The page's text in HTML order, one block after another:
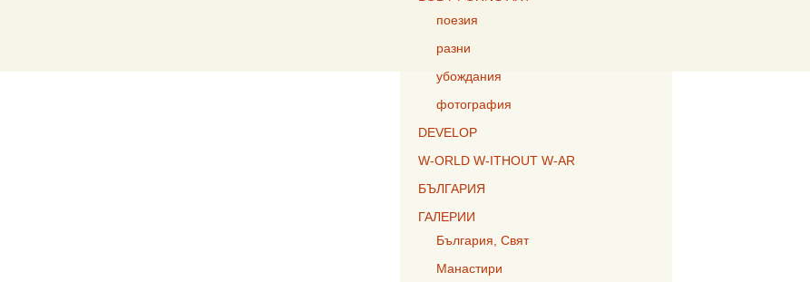
поезия
разни
убождания
фотография
DEVELOP
W-ORLD W-ITHOUT W-AR
БЪЛГАРИЯ
ГАЛЕРИИ
България, Свят
Манастири